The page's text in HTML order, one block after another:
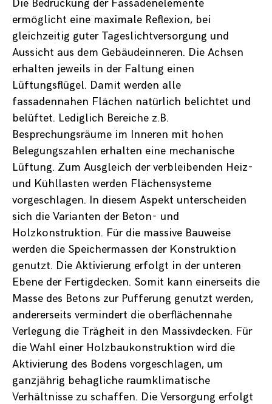
Die Bedruckung der Fassadenelemente
ermöglicht eine maximale Reflexion, bei
gleichzeitig guter Tageslichtversorgung und
Aussicht aus dem Gebäudeinneren. Die Achsen
erhalten jeweils in der Faltung einen
Lüftungsflügel. Damit werden alle
fassadennahen Flächen natürlich belichtet und
belüftet. Lediglich Bereiche z.B.
Besprechungsräume im Inneren mit hohen
Belegungszahlen erhalten eine mechanische
Lüftung. Zum Ausgleich der verbleibenden Heiz-
und Kühllasten werden Flächensysteme
vorgeschlagen. In diesem Aspekt unterscheiden
sich die Varianten der Beton- und
Holzkonstruktion. Für die massive Bauweise
werden die Speichermassen der Konstruktion
genutzt. Die Aktivierung erfolgt in der unteren
Ebene der Fertigdecken. Somit kann einerseits die
Masse des Betons zur Pufferung genutzt werden,
andererseits vermindert die oberflächennahe
Verlegung die Trägheit in den Massivdecken. Für
die Wahl einer Holzbaukonstruktion wird die
Aktivierung des Bodens vorgeschlagen, um
ganzjährig behagliche raumklimatische
Verhältnisse zu schaffen. Die Versorgung erfolgt